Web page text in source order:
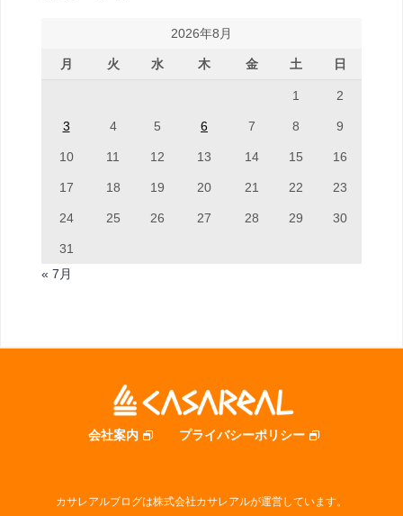
2026年8月
月 火 水 木 金 土 日
1 2
3 4 5 6 7 8 9
10 11 12 13 14 15 16
17 18 19 20 21 22 23
24 25 26 27 28 29 30
31
« 7月
会社案内 プライバシーポリシー
カサレアルブログは株式会社カサレアルが運営しています。